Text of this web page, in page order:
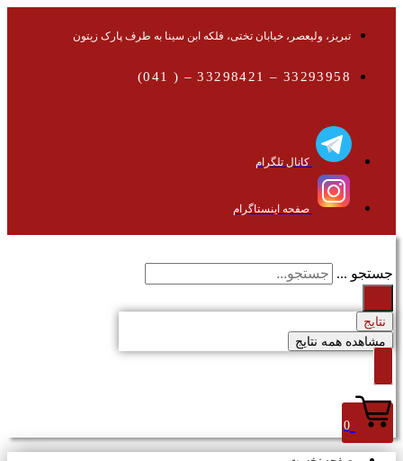
تبریز، ولیعصر، خیابان تختی، فلکه ابن سینا به طرف پارک زیتون
33293958 – 33298421 – ( 041)
کانال تلگرام
صفحه اینستاگرام
جستجو ...
نتایج
مشاهده همه نتایج
0